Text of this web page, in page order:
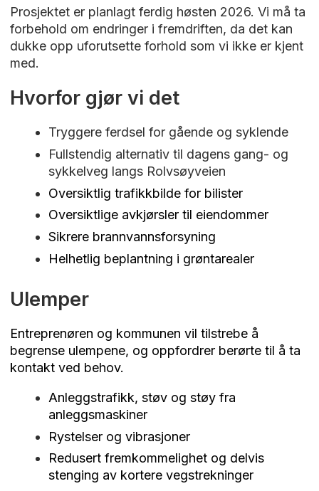
Prosjektet er planlagt ferdig høsten 2026. Vi må ta
forbehold om endringer i fremdriften, da det kan
dukke opp uforutsette forhold som vi ikke er kjent
med.
Hvorfor gjør vi det
Tryggere ferdsel for gående og syklende
Fullstendig alternativ til dagens gang- og
sykkelveg langs Rolvsøyveien
Oversiktlig trafikkbilde for bilister
Oversiktlige avkjørsler til eiendommer
Sikrere brannvannsforsyning
Helhetlig beplantning i grøntarealer
Ulemper
Entreprenøren og kommunen vil tilstrebe å
begrense ulempene, og oppfordrer berørte til å ta
kontakt ved behov.
Anleggstrafikk, støv og støy fra
anleggsmaskiner
Rystelser og vibrasjoner
Redusert fremkommelighet og delvis
stenging av kortere vegstrekninger